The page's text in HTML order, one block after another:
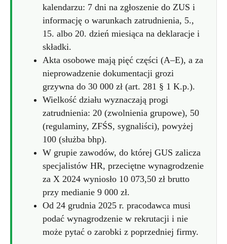
kalendarzu: 7 dni na zgłoszenie do ZUS i
informację o warunkach zatrudnienia, 5.,
15. albo 20. dzień miesiąca na deklaracje i
składki.
Akta osobowe mają pięć części (A–E), a za
nieprowadzenie dokumentacji grozi
grzywna do 30 000 zł (art. 281 § 1 K.p.).
Wielkość działu wyznaczają progi
zatrudnienia: 20 (zwolnienia grupowe), 50
(regulaminy, ZFŚS, sygnaliści), powyżej
100 (służba bhp).
W grupie zawodów, do której GUS zalicza
specjalistów HR, przeciętne wynagrodzenie
za X 2024 wyniosło 10 073,50 zł brutto
przy medianie 9 000 zł.
Od 24 grudnia 2025 r. pracodawca musi
podać wynagrodzenie w rekrutacji i nie
może pytać o zarobki z poprzedniej firmy.